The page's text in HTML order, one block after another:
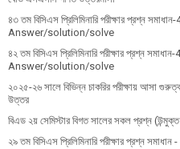
৪৩ তম বিসিএস প্রিলিমিনারি পরীক্ষার প্রশ্ন
Answer/solution/solve
৪২ তম বিসিএস প্রিলিমিনারি পরীক্ষার প্রশ্ন
Answer/solution/solve
২০২৫-২৬ সালে বিভিন্ন চাকরির পরীক্ষায় আসা
উত্তর
বিএড ২য় সেমিস্টার বিগত সালের সকল প্রশ্ন (উন্মুক্ত
২৯ তম বিসিএস প্রিলিমিনারি পরীক্ষার প্রশ্ন